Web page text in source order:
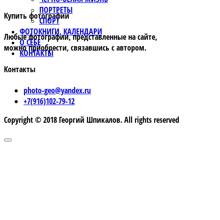
ПОРТРЕТЫ
СПОРТ
ФОТОКНИГИ, КАЛЕНДАРИ
О СЕБЕ
КОНТАКТЫ
Купить фотографии
Любые фотографии, представленные на сайте,
можно приобрести, связавшись с автором.
Контакты
photo-geo@yandex.ru
+7(916)102-79-12
Copyright © 2018 Георгий Шпикалов. All rights reserved